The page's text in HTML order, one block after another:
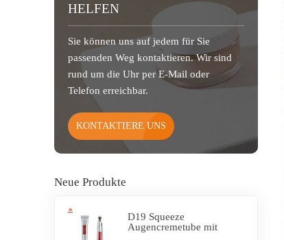
HELFEN
Sie können uns auf jedem für Sie
passenden Weg kontaktieren. Wir sind
rund um die Uhr per E-Mail oder
Telefon erreichbar.
KONTAKTIERE UNS
Neue Produkte
D19 Squeeze
Augencremetube mit